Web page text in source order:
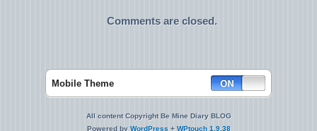
Comments are closed.
Mobile Theme
All content Copyright Be Mine Diary BLOG
Powered by WordPress + WPtouch 1.9.38